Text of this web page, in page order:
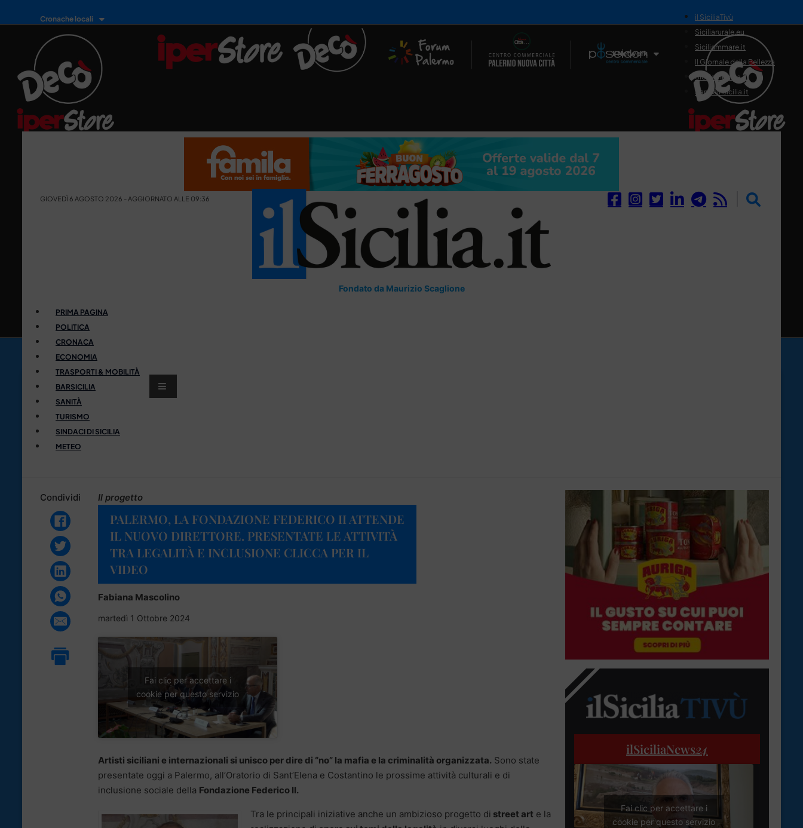
Cronache locali
Il Network
il SiciliaTivù
Siciliarurale.eu
Siciliammare.it
Il Giornale della Bellezza
Siciliamedica.it
Sanitainsicilia.it
GIOVEDÌ 6 AGOSTO 2026 - AGGIORNATO ALLE 09:36
Fondato da Maurizio Scaglione
PRIMA PAGINA
POLITICA
CRONACA
ECONOMIA
TRASPORTI & MOBILITÀ
BARSICILIA
SANITÀ
TURISMO
SINDACI DI SICILIA
METEO
Condividi Il progetto
PALERMO, LA FONDAZIONE FEDERICO II ATTENDE
IL NUOVO DIRETTORE. PRESENTATE LE ATTIVITÀ
TRA LEGALITÀ E INCLUSIONE CLICCA PER IL
VIDEO
Fabiana Mascolino
martedì 1 Ottobre 2024
Fai clic per accettare i
cookie per questo servizio
Artisti siciliani e internazionali si unisco per dire di “no” la mafia e la criminalità organizzata. Sono state
presentate oggi a Palermo, all’Oratorio di Sant’Elena e Costantino le prossime attività culturali e di
inclusione sociale della Fondazione Federico II.
Tra le principali iniziative anche un ambizioso progetto di street art e la
ilSiciliaNews24
Fai clic per accettare i
cookie per questo servizio